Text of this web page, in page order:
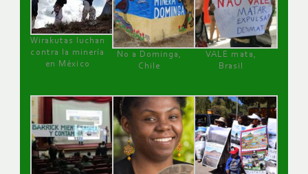
Wirakutas luchan
contra la minería
en México
No a Dominga,
Chile
VALE mata,
Brasil